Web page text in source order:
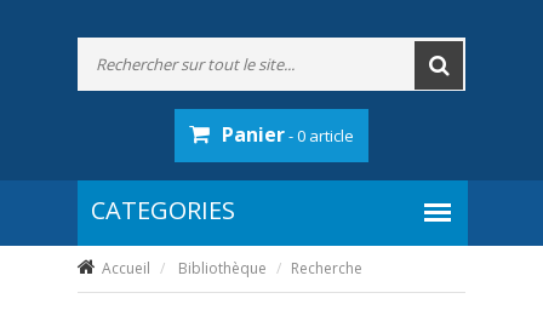
Panier- 0 article
Accueil Bibliothèque Recherche